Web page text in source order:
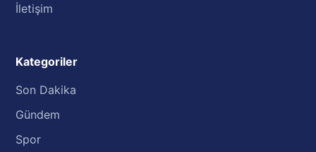
İletişim
Kategoriler
Son Dakika
Gündem
Spor